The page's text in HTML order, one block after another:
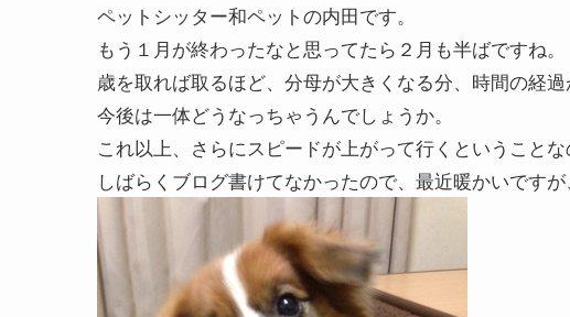
ペットシッター和ペットの内田です。
もう１月が終わったなと思ってたら２月も半ばですね。
歳を取れば取るほど、分母が大きくなる分、時間の経過
今後は一体どうなっちゃうんでしょうか。
これ以上、さらにスピードが上がって行くということな
しばらくブログ書けてなかったので、最近暖かいです